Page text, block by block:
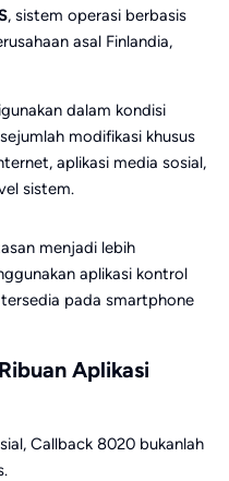
, sistem operasi berbasis
asal Finlandia,
dalam kondisi
modifikasi khusus
aplikasi media sosial,
sistem.
menjadi lebih
aplikasi kontrol
pada smartphone
Aplikasi
Callback 8020 bukanlah